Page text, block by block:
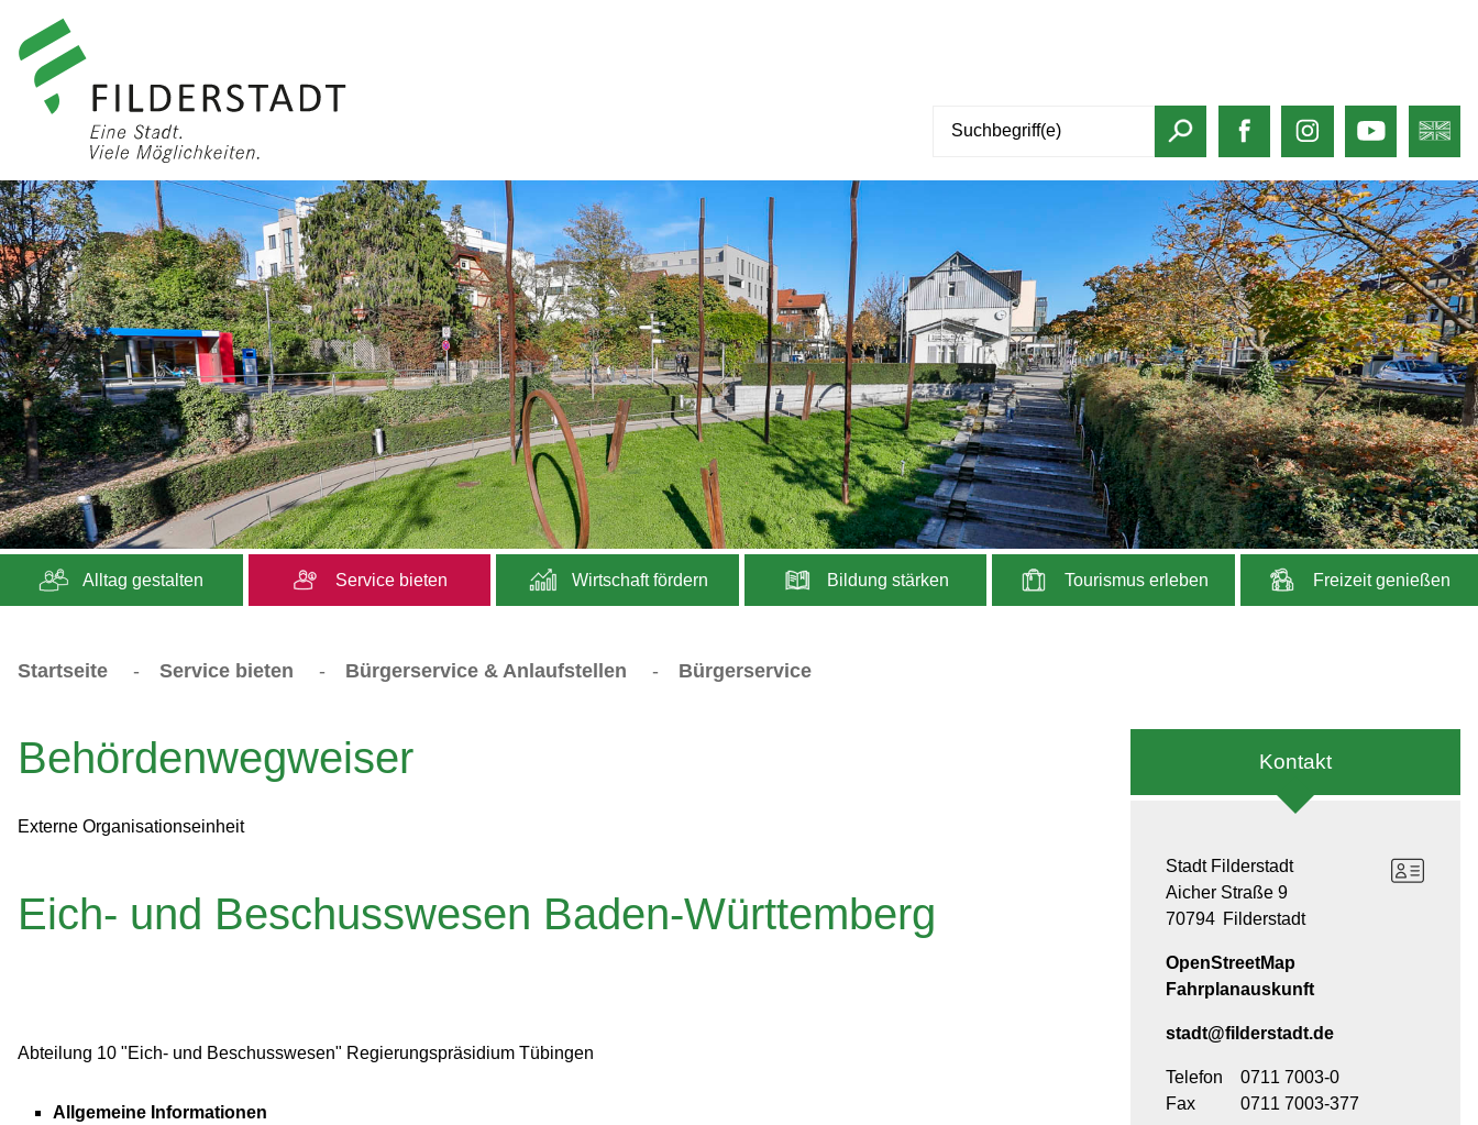
Alltag gestalten Service bieten Wirtschaft fördern Bildung stärken Tourismus erleben Freizeit genießen
Startseite - Service bieten - Bürgerservice & Anlaufstellen - Bürgerservice
Behördenwegweiser
Externe Organisationseinheit
Eich- und Beschusswesen Baden-Württemberg
Abteilung 10 "Eich- und Beschusswesen" Regierungspräsidium Tübingen
Allgemeine Informationen
Kontakt
Stadt Filderstadt
Aicher Straße 9
70794 Filderstadt
OpenStreetMap
Fahrplanauskunft
stadt@filderstadt.de
Telefon
0711 7003-0
Fax
0711 7003-377